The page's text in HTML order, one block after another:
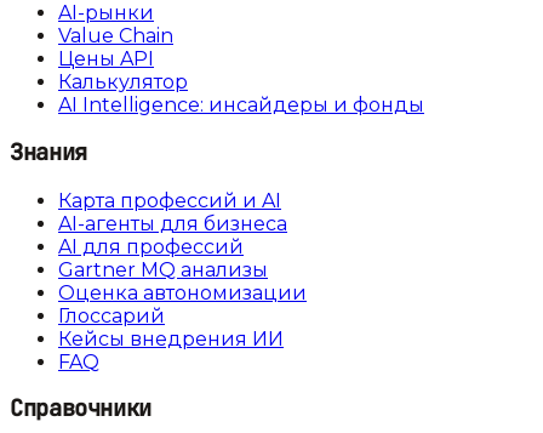
AI-рынки
Value Chain
Цены API
Калькулятор
AI Intelligence: инсайдеры и фонды
Знания
Карта профессий и AI
AI-агенты для бизнеса
AI для профессий
Gartner MQ анализы
Оценка автономизации
Глоссарий
Кейсы внедрения ИИ
FAQ
Справочники